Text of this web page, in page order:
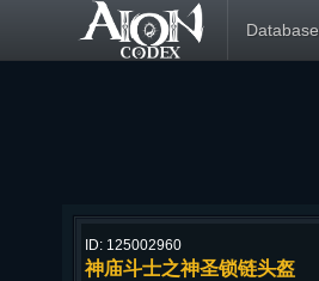
Database
ID: 125002960
神庙斗士之神圣锁链头盔